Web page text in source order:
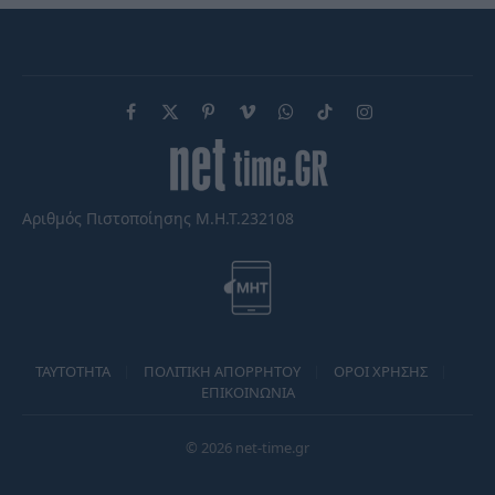
Facebook
X
(Twitter)
PinterestVimeoWhatsApp
TikTokInstagram
Αριθμός Πιστοποίησης Μ.Η.Τ.232108
TAYTOTHTA ΠΟΛΙΤΙΚΗ ΑΠΟΡΡΗΤΟΥ
ΟΡΟΙ ΧΡΗΣΗΣ
ΕΠΙΚΟΙΝΩΝΙΑ
© 2026 net-time.gr